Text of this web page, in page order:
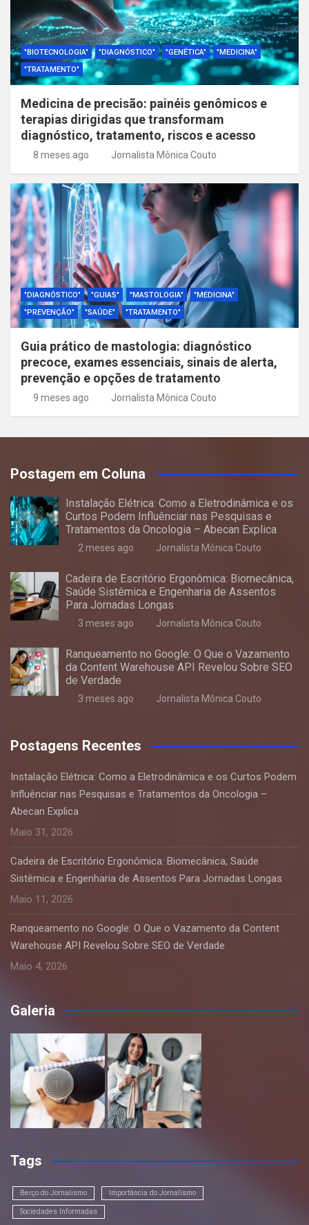
"BIOTECNOLOGIA" "DIAGNÓSTICO" "GENÉTICA"
"MEDICINA"
"TRATAMENTO"
Medicina de precisão: painéis genômicos e
terapias dirigidas que transformam
diagnóstico, tratamento, riscos e acesso
8 meses ago Jornalista Mônica Couto
"DIAGNÓSTICO" "GUIAS" "MASTOLOGIA"
"MEDICINA"
"PREVENÇÃO"
"SAÚDE" "TRATAMENTO"
Guia prático de mastologia: diagnóstico
precoce, exames essenciais, sinais de alerta,
prevenção e opções de tratamento
9 meses ago Jornalista Mônica Couto
Postagem em Coluna
Instalação Elétrica: Como a Eletrodinâmica e os
Curtos Podem Influênciar nas Pesquisas e
Tratamentos da Oncologia – Abecan Explica
2 meses ago Jornalista Mônica Couto
Cadeira de Escritório Ergonômica: Biomecânica,
Saúde Sistêmica e Engenharia de Assentos
Para Jornadas Longas
3 meses ago Jornalista Mônica Couto
Ranqueamento no Google: O Que o Vazamento
da Content Warehouse API Revelou Sobre SEO
de Verdade
3 meses ago Jornalista Mônica Couto
Postagens Recentes
Instalação Elétrica: Como a Eletrodinâmica e os Curtos Podem
Influênciar nas Pesquisas e Tratamentos da Oncologia –
Abecan Explica
Maio 31, 2026
Cadeira de Escritório Ergonômica: Biomecânica, Saúde
Sistêmica e Engenharia de Assentos Para Jornadas Longas
Maio 11, 2026
Ranqueamento no Google: O Que o Vazamento da Content
Warehouse API Revelou Sobre SEO de Verdade
Maio 4, 2026
Galeria
Tags
Berço do Jornalismo Importância do Jornalismo
Sociedades Informadas